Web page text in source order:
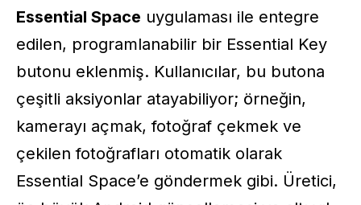
Essential Space uygulaması ile entegre
edilen, programlanabilir bir Essential Key
butonu eklenmiş. Kullanıcılar, bu butona
çeşitli aksiyonlar atayabiliyor; örneğin,
kamerayı açmak, fotoğraf çekmek ve
çekilen fotoğrafları otomatik olarak
Essential Space’e göndermek gibi. Üretici,